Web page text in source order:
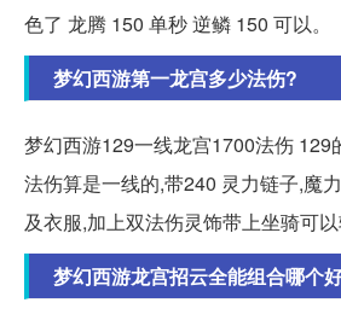
色了 龙腾 150 单秒 逆鳞 150 可以。
梦幻西游第一龙宫多少法伤?
梦幻西游129一线龙宫1700法伤 129
法伤算是一线的,带240 灵力链子,魔
及衣服,加上双法伤灵饰带上坐骑可以
梦幻西游龙宫招云全能组合哪个